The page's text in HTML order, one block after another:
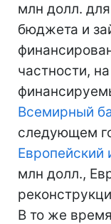
млн долл.
бюджета и
частности,
Всемирный
следующем
Европейский
млн долл.,
В то же